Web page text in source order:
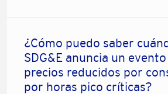
¿Cómo puedo saber
SDG&E anuncia un
precios reducidos por
por horas pico críticas?